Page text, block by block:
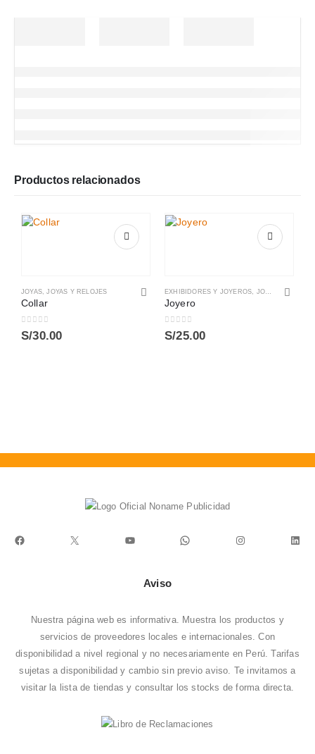
Productos relacionados
JOYAS,JOYAS Y RELOJES
Collar
0out of 5
S/30.00
EXHIBIDORES Y JOYEROS, JOYAS Y RELOJES
Joyero
0out of 5
S/25.00
Facebook X YouTube WhatsApp Instagram
Aviso
Nuestra página web es informativa. Muestra los productos y
servicios de proveedores locales e internacionales. Con
disponibilidad a nivel regional y no necesariamente en Perú. Tarifas
sujetas a disponibilidad y cambio sin previo aviso. Te invitamos a
visitar la lista de tiendas y consultar los stocks de forma directa.